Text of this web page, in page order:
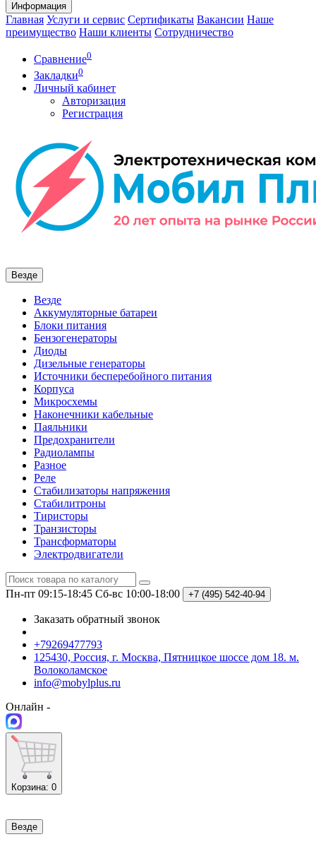
Информация
Главная Услуги и сервис Сертификаты Вакансии Наше
преимущество Наши клиенты Сотрудничество
Сравнение0
Закладки0
Личный кабинет
Авторизация
Регистрация
Везде
Везде
Аккумуляторные батареи
Блоки питания
Бензогенераторы
Диоды
Дизельные генераторы
Источники бесперебойного питания
Корпуса
Микросхемы
Наконечники кабельные
Паяльники
Предохранители
Радиолампы
Разное
Реле
Стабилизаторы напряжения
Стабилитроны
Тиристоры
Транзисторы
Трансформаторы
Электродвигатели
Пн-пт 09:15-18:45 Сб-вс 10:00-18:00 +7 (495) 542-40-94
Заказать обратный звонок
+79269477793
125430, Россия, г. Москва, Пятницкое шоссе дом 18. м.
Волоколамское
info@mobylplus.ru
Онлайн -
Корзина: 0
Везде